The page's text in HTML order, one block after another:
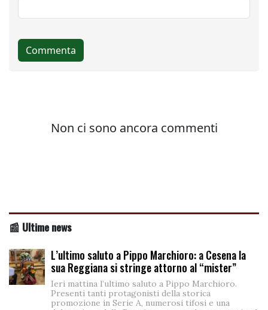
📰 Ultime news
L’ultimo saluto a Pippo Marchioro: a Cesena la
sua Reggiana si stringe attorno al “mister”
Ieri mattina l’ultimo saluto a Pippo Marchioro.
Presenti tanti protagonisti della storica
promozione in Serie A, numerosi tifosi e una